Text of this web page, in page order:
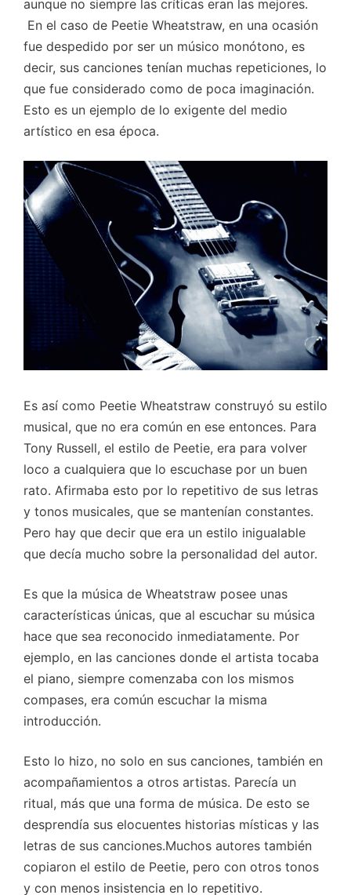
aunque no siempre las críticas eran las mejores.
En el caso de Peetie Wheatstraw, en una ocasión
fue despedido por ser un músico monótono, es
decir, sus canciones tenían muchas repeticiones, lo
que fue considerado como de poca imaginación.
Esto es un ejemplo de lo exigente del medio
artístico en esa época.
Es así como Peetie Wheatstraw construyó su estilo
musical, que no era común en ese entonces. Para
Tony Russell, el estilo de Peetie, era para volver
loco a cualquiera que lo escuchase por un buen
rato. Afirmaba esto por lo repetitivo de sus letras
y tonos musicales, que se mantenían constantes.
Pero hay que decir que era un estilo inigualable
que decía mucho sobre la personalidad del autor.
Es que la música de Wheatstraw posee unas
características únicas, que al escuchar su música
hace que sea reconocido inmediatamente. Por
ejemplo, en las canciones donde el artista tocaba
el piano, siempre comenzaba con los mismos
compases, era común escuchar la misma
introducción.
Esto lo hizo, no solo en sus canciones, también en
acompañamientos a otros artistas. Parecía un
ritual, más que una forma de música. De esto se
desprendía sus elocuentes historias místicas y las
letras de sus canciones.Muchos autores también
copiaron el estilo de Peetie, pero con otros tonos
y con menos insistencia en lo repetitivo.